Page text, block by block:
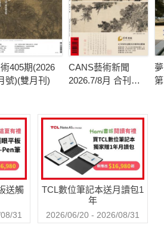
省力的方法。
想，曾有位屋主跟我說，他找設計師
在雜誌上出現，因為這代表著兩件
定的客源，公司必然經營較為穩定；
觀察設計師的方法。從事室內設計師
有所發揮的屋主著實不多，而會看雜誌
然對於設計的接受度較高，更容易能使
，當然最好能夠再輔助設計公司完整的
一代的屋主有更多了解設計師的管道。
405期(2026
號)(雙月刊)
CANS藝術新聞
2026.7/8月 合刊號
送觸
31
TCL數位筆記本送月讀包1
年
2026/06/20 - 2026/08/31